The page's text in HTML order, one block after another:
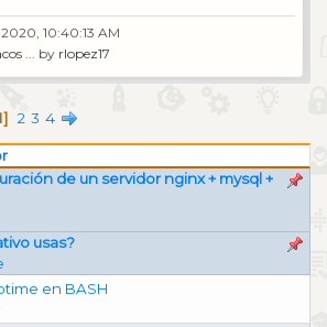
10:40:13 AM
... by rlopez17
2 3 4
de un servidor nginx + mysql +
usas?
en BASH